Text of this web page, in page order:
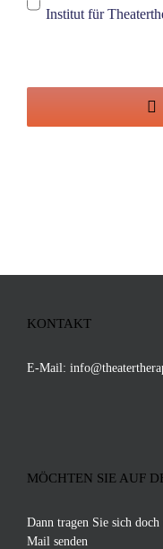
Institut für
KONTAKT
E-Mail:
MÖCHTEN SIE AUF
Dann tragen Sie sich
Mail senden